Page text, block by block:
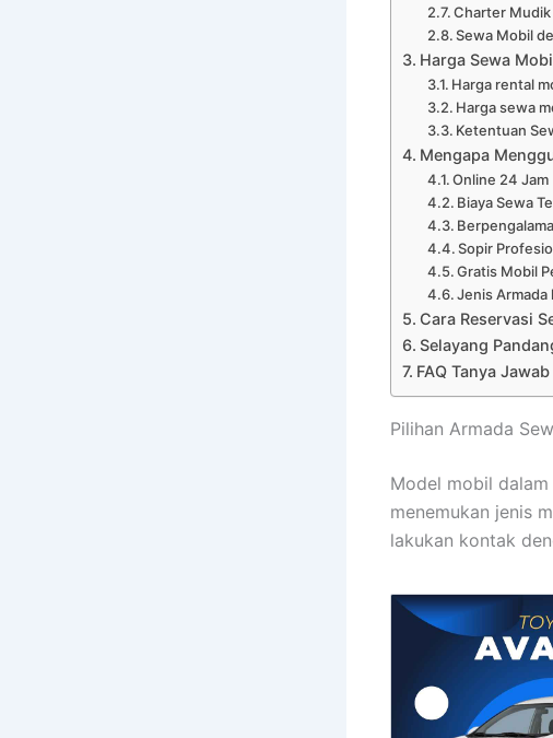
Charter Mudik
Sewa Mobil
Harga Sewa
Harga rental
Harga sewa
Ketentuan
Mengapa
Online 24 Jam
Biaya Sewa
Sopir
Gratis Mobil
Jenis Armada
Cara Reservasi
Selayang
FAQ Tanya
Pilihan Armada
Model mobil
menemukan jenis
lakukan kontak